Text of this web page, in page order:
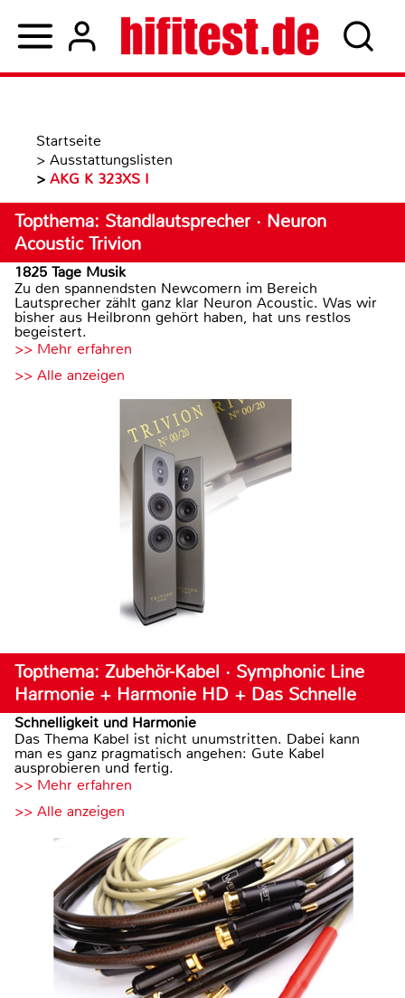
Startseite
> Ausstattungslisten
> AKG K 323XS I
Topthema: Standlautsprecher · Neuron
Acoustic Trivion
1825 Tage Musik
Zu den spannendsten Newcomern im Bereich
Lautsprecher zählt ganz klar Neuron Acoustic. Was wir
bisher aus Heilbronn gehört haben, hat uns restlos
begeistert.
>> Mehr erfahren
>> Alle anzeigen
Topthema: Zubehör-Kabel · Symphonic Line
Harmonie + Harmonie HD + Das Schnelle
Schnelligkeit und Harmonie
Das Thema Kabel ist nicht unumstritten. Dabei kann
man es ganz pragmatisch angehen: Gute Kabel
ausprobieren und fertig.
>> Mehr erfahren
>> Alle anzeigen